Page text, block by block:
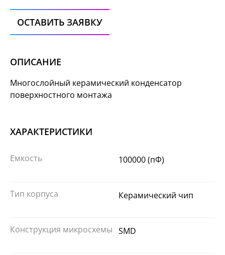
ОСТАВИТЬ ЗАЯВКУ
ОПИСАНИЕ
Многослойный керамический конденсатор
поверхностного монтажа
ХАРАКТЕРИСТИКИ
Емкость 100000 (пФ)
Тип корпуса Керамический чип
Конструкция микросхемы SMD